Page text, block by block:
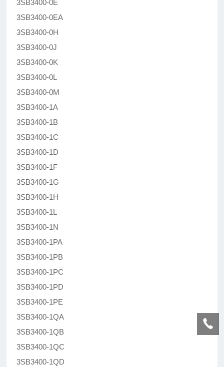
3SB3400-0E
3SB3400-0EA
3SB3400-0H
3SB3400-0J
3SB3400-0K
3SB3400-0L
3SB3400-0M
3SB3400-1A
3SB3400-1B
3SB3400-1C
3SB3400-1D
3SB3400-1F
3SB3400-1G
3SB3400-1H
3SB3400-1L
3SB3400-1N
3SB3400-1PA
3SB3400-1PB
3SB3400-1PC
3SB3400-1PD
3SB3400-1PE
3SB3400-1QA
3SB3400-1QB
3SB3400-1QC
3SB3400-1QD